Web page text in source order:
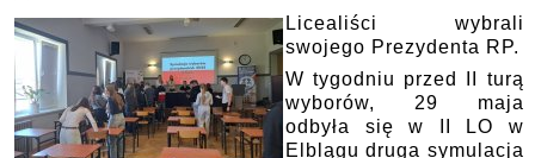
Licealiści wybrali
swojego Prezydenta RP.
W tygodniu przed II turą
wyborów, 29 maja
odbyła się w II LO w
Elblągu druga symulacja